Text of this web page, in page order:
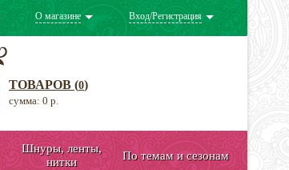
О магазине Вход/Регистрация
ТОВАРОВ (0)
сумма: 0 р.
Шнуры, ленты,
нитки
По темам и сезонам